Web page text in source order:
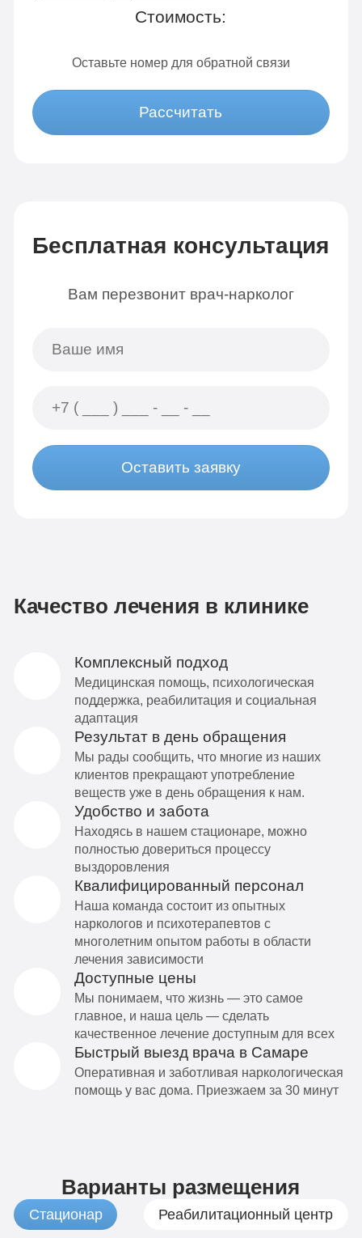
Стоимость:
Оставьте номер для обратной связи
Рассчитать
Бесплатная консультация
Вам перезвонит врач-нарколог
Оставить заявку
Качество лечения в клинике
Комплексный подход
Медицинская помощь, психологическая
поддержка, реабилитация и социальная
адаптация
Результат в день обращения
Мы рады сообщить, что многие из наших
клиентов прекращают употребление
веществ уже в день обращения к нам.
Удобство и забота
Находясь в нашем стационаре, можно
полностью довериться процессу
выздоровления
Квалифицированный персонал
Наша команда состоит из опытных
наркологов и психотерапевтов с
многолетним опытом работы в области
лечения зависимости
Доступные цены
Мы понимаем, что жизнь — это самое
главное, и наша цель — сделать
качественное лечение доступным для всех
Быстрый выезд врача в Самаре
Оперативная и заботливая наркологическая
помощь у вас дома. Приезжаем за 30 минут
Варианты размещения
Стационар Реабилитационный центр